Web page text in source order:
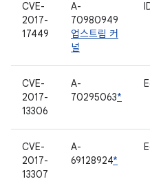
CVE-
2017-
17449
A-
70980949
업스트림 커
널
CVE-
2017-
13306
A-
70295063*
CVE-
2017-
13307
A-
69128924*